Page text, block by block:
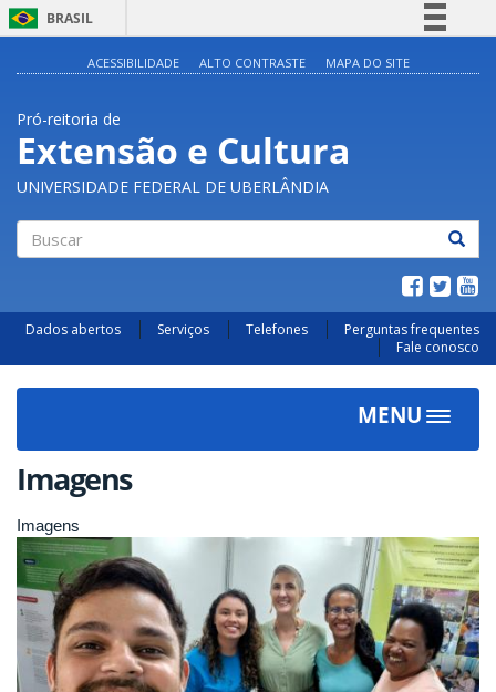
BRASIL
Acesso à informação
Legislação
Canais
ACESSIBILIDADE ALTO CONTRASTE MAPA DO SITE
Pró-reitoria de
Extensão e Cultura
UNIVERSIDADE FEDERAL DE UBERLÂNDIA
Dados abertos Serviços Telefones
Perguntas frequentes
Fale conosco
MENU
Toggle
Imagens
Imagens